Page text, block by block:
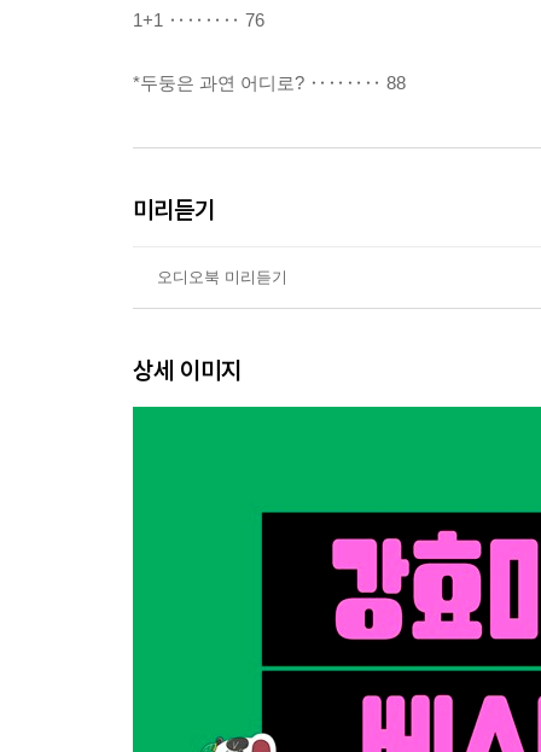
1+1 ‥‥‥‥ 76
*두둥은 과연 어디로? ‥‥‥‥ 88
미리듣기
오디오북 미리듣기
상세 이미지